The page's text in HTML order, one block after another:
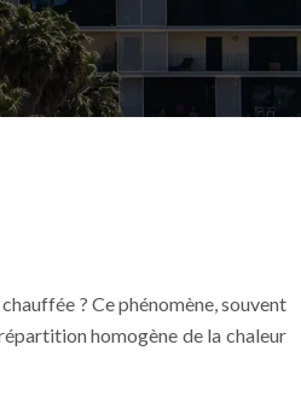
? Ce phénomène, souvent
homogène de la chaleur